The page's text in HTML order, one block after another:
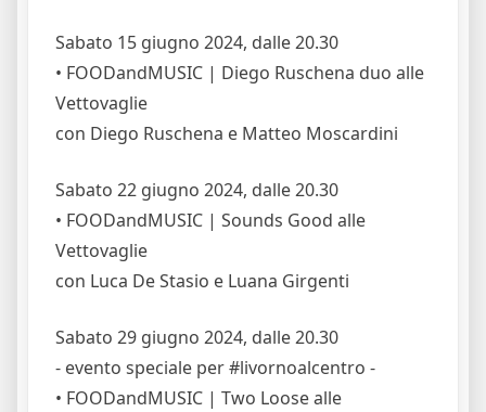
Sabato 15 giugno 2024, dalle 20.30
• FOODandMUSIC | Diego Ruschena duo alle
Vettovaglie
con Diego Ruschena e Matteo Moscardini
Sabato 22 giugno 2024, dalle 20.30
• FOODandMUSIC | Sounds Good alle
Vettovaglie
con Luca De Stasio e Luana Girgenti
Sabato 29 giugno 2024, dalle 20.30
- evento speciale per #livornoalcentro -
• FOODandMUSIC | Two Loose alle